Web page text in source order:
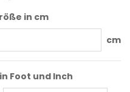
in cm
cm
Foot und Inch